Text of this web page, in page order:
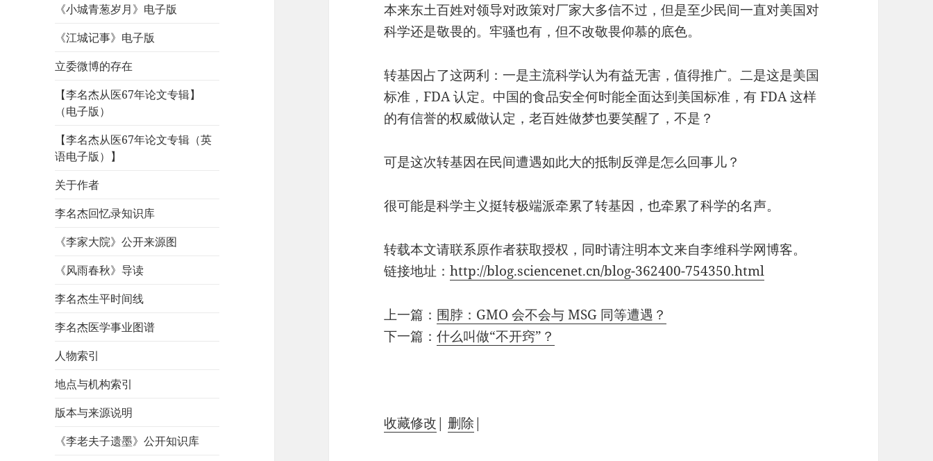
《小城青葱岁月》电子版
《江城记事》电子版
立委微博的存在
【李名杰从医67年论文专辑】
（电子版）
【李名杰从医67年论文专辑（英
语电子版）】
关于作者
李名杰回忆录知识库
《李家大院》公开来源图
《风雨春秋》导读
李名杰生平时间线
李名杰医学事业图谱
人物索引
地点与机构索引
版本与来源说明
《李老夫子遗墨》公开知识库
本来东土百姓对领导对政策对厂家大多信不过，但是至少民间一直对美国对
科学还是敬畏的。牢骚也有，但不改敬畏仰慕的底色。
转基因占了这两利：一是主流科学认为有益无害，值得推广。二是这是美国
标准，FDA 认定。中国的食品安全何时能全面达到美国标准，有 FDA 这样
的有信誉的权威做认定，老百姓做梦也要笑醒了，不是？
可是这次转基因在民间遭遇如此大的抵制反弹是怎么回事儿？
很可能是科学主义挺转极端派牵累了转基因，也牵累了科学的名声。
转载本文请联系原作者获取授权，同时请注明本文来自李维科学网博客。
链接地址：http://blog.sciencenet.cn/blog-362400-754350.html
上一篇： 围脖：GMO 会不会与 MSG 同等遭遇？
下一篇：什么叫做“不开窍”？
收藏修改| 删除|